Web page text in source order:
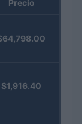
Precio
$1,916.40